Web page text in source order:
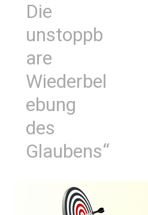
Die
unstoppb
are
Wiederbel
ebung
des
Glaubens“